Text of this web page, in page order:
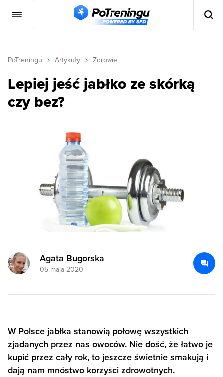
PoTreningu Artykuły Zdrowie
Lepiej jeść jabłko ze skórką
czy bez?
Agata Bugorska
05 maja 2020
W Polsce jabłka stanowią połowę wszystkich
zjadanych przez nas owoców. Nie dość, że łatwo je
kupić przez cały rok, to jeszcze świetnie smakują i
dają nam mnóstwo korzyści zdrowotnych.